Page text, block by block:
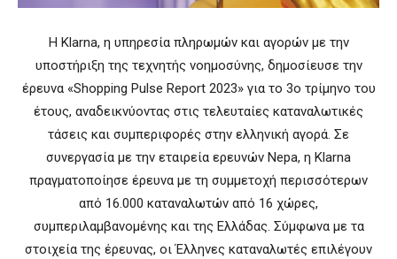
Η Klarna, η υπηρεσία πληρωμών και αγορών με την
υποστήριξη της τεχνητής νοημοσύνης, δημοσίευσε την
έρευνα «Shopping Pulse Report 2023» για το 3ο τρίμηνο του
έτους, αναδεικνύοντας στις τελευταίες καταναλωτικές
τάσεις και συμπεριφορές στην ελληνική αγορά. Σε
συνεργασία με την εταιρεία ερευνών Nepa, η Klarna
πραγματοποίησε έρευνα με τη συμμετοχή περισσότερων
από 16.000 καταναλωτών από 16 χώρες,
συμπεριλαμβανομένης και της Ελλάδας. Σύμφωνα με τα
στοιχεία της έρευνας, οι Έλληνες καταναλωτές επιλέγουν